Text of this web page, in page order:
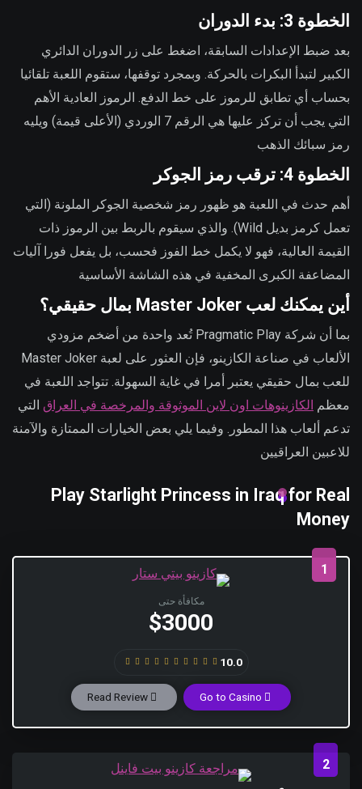
الخطوة 3: بدء الدوران
بعد ضبط الإعدادات السابقة، اضغط على زر الدوران الدائري
الكبير لتبدأ البكرات بالحركة. وبمجرد توقفها، ستقوم اللعبة تلقائيا
بحساب أي تطابق للرموز على خط الدفع. الرموز العادية الأهم
التي يجب أن تركز عليها هي الرقم 7 الوردي (الأعلى قيمة) ويليه
رمز سبائك الذهب
الخطوة 4: ترقب رمز الجوكر
أهم حدث في اللعبة هو ظهور رمز شخصية الجوكر الملونة (التي
تعمل كرمز بديل Wild). والذي سيقوم بالربط بين الرموز ذات
القيمة العالية، فهو لا يكمل خط الفوز فحسب، بل يفعل فورا آليات
المضاعفة الكبرى المخفية في هذه الشاشة الأساسية
أين يمكنك لعب Master Joker بمال حقيقي؟
بما أن شركة Pragmatic Play تُعد واحدة من أضخم مزودي
الألعاب في صناعة الكازينو، فإن العثور على لعبة Master Joker
للعب بمال حقيقي يعتبر أمرا في غاية السهولة. تتواجد اللعبة في
معظم الكازينوهات اون لاين الموثوقة والمرخصة في العراق التي
تدعم ألعاب هذا المطور. وفيما يلي بعض الخيارات الممتازة والآمنة
للاعبين العراقيين
Play Starlight Princess in Iraq for Real
Money
1
مكافأة حتى
$3000
10.0
2